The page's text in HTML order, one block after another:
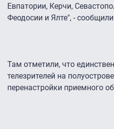
Евпатории, Керчи,
Феодосии и Ялте", -
Там отметили, что
телезрителей на
перенастройки приемного